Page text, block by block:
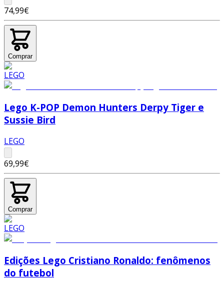
74,99€
Comprar
Lego K-POP Demon Hunters Derpy Tiger e
Sussie Bird
LEGO
69,99€
Comprar
Edições Lego Cristiano Ronaldo: fenômenos
do futebol